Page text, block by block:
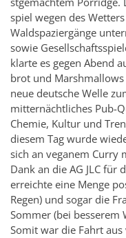
spiel wegen des
Waldspaziergänge
sowie
klarte es gegen Abend
brot und
neue deutsche Welle
mit­ternächtliches Pub-
Chemie, Kul­tur und
diesem Tag wurde
sich an ve­g­anem Curry
Dank an die AG JLC für
er­re­ichte eine Menge
Regen) und sogar die
Som­mer (bei besserem
Somit war die Fahrt